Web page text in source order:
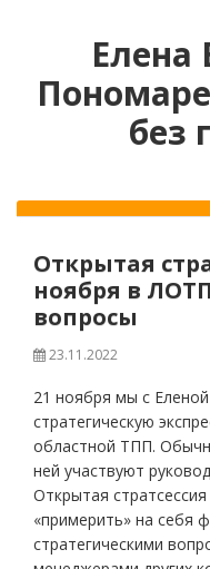
Елена
без
Открытая
ноября в
вопросы
23.11.2022
21 ноября мы с
стратегическую
областной ТПП.
ней участвуют
Открытая
«примерить» на себя
стратегическими